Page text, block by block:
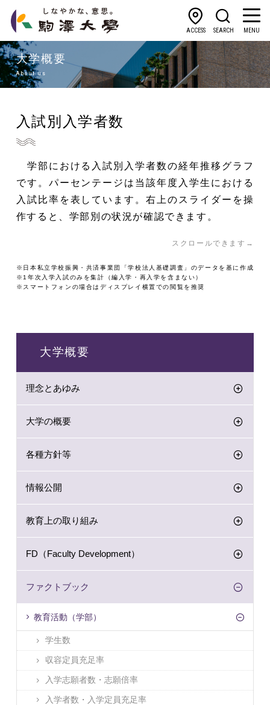
ACCESS SEARCH MENU
大学概要
About us
入試別入学者数
学部における入試別入学者数の経年推移グラフ
です。パーセンテージは当該年度入学生における
入試比率を表しています。右上のスライダーを操
作すると、学部別の状況が確認できます。
スクロールできます→
※日本私立学校振興・共済事業団「学校法人基礎調査」のデータを基に作成
※1年次入学入試のみを集計（編入学・再入学を含まない）
※スマートフォンの場合はディスプレイ横置での閲覧を推奨
大学概要
理念とあゆみ
大学の概要
各種方針等
情報公開
教育上の取り組み
FD（Faculty Development）
ファクトブック
教育活動（学部）
学生数
収容定員充足率
入学志願者数・志願倍率
入学者数・入学定員充足率